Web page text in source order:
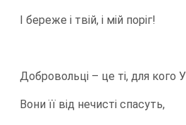
І береже і твій, і мій поріг!
Добровольці – це ті, для кого
Вони її від нечисті спасуть,